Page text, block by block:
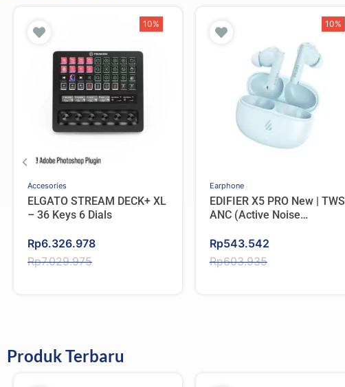
10%
Accesories
ELGATO STREAM DECK+ XL
– 36 Keys 6 Dials
Rp7.029.975
Original
price
Rp6.326.978
Current
price
10%
Earphone
EDIFIER X5 PRO New | TWS
ANC (Active Noise
IP55 – Blue
Rp603.935
Original
price
Rp543.542
Current
price
Produk Terbaru